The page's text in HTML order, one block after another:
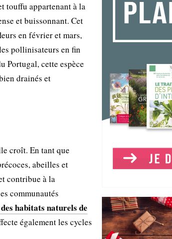
touffu appartenant à la
et buissonnant. Cet
en février et mars,
pollinisateurs en fin
Portugal, cette espèce
drainés et
croît. En tant que
abeilles et
contribue à la
communautés
habitats naturels de
également les cycles